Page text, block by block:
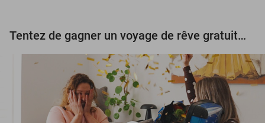
Tentez de gagner un voyage de rêve gratuit d'une valeur de 3.000 € !